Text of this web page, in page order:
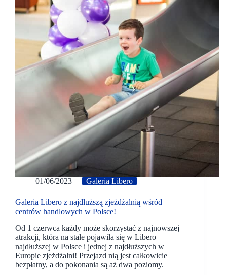
01/06/2023 Galeria Libero
Galeria Libero z najdłuższą zjeżdżalnią wśród
centrów handlowych w Polsce!
Od 1 czerwca każdy może skorzystać z najnowszej
atrakcji, która na stałe pojawiła się w Libero –
najdłuższej w Polsce i jednej z najdłuższych w
Europie zjeżdżalni! Przejazd nią jest całkowicie
bezpłatny, a do pokonania są aż dwa poziomy.